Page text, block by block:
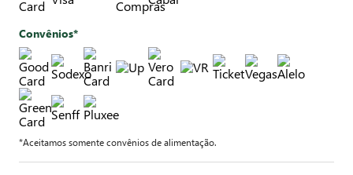
Convênios*
*Aceitamos somente convênios de alimentação.